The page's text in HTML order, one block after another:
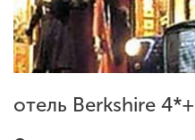
отель Berkshire 4*+